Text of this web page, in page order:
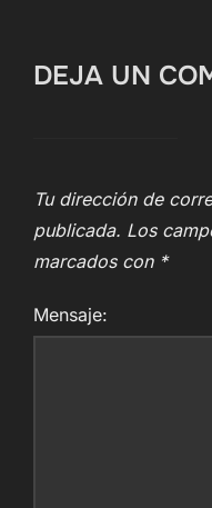
DEJA UN
Tu dirección de
publicada. Los
marcados con *
Mensaje: